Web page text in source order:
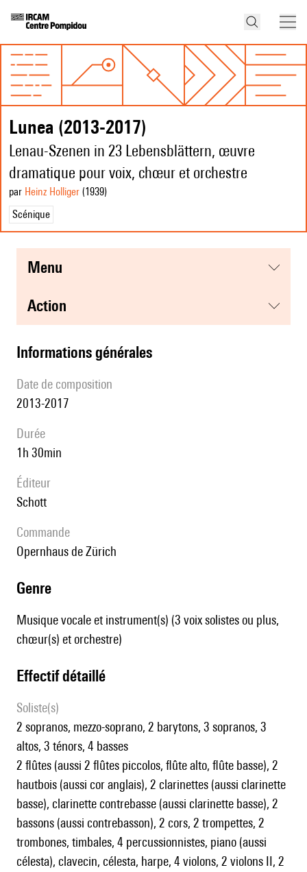
Lunea (2013-2017)
Lenau-Szenen in 23 Lebensblättern, œuvre
dramatique pour voix, chœur et orchestre
par Heinz Holliger (1939)
Scénique
menu
action
informations générales
date de composition
2013-2017
durée
1h 30min
éditeur
Schott
Commande
Opernhaus de Zürich
genre
Musique vocale et instrument(s) (3 voix solistes ou plus,
chœur(s) et orchestre)
effectif détaillé
Soliste(s)
2 sopranos, mezzo-soprano, 2 barytons, 3 sopranos, 3
altos, 3 ténors, 4 basses
2 flûtes (aussi 2 flûtes piccolos, flûte alto, flûte basse), 2
hautbois (aussi cor anglais), 2 clarinettes (aussi clarinette
basse), clarinette contrebasse (aussi clarinette basse), 2
bassons (aussi contrebasson), 2 cors, 2 trompettes, 2
trombones, timbales, 4 percussionnistes, piano (aussi
célesta), clavecin, célesta, harpe, 4 violons, 2 violons II, 2